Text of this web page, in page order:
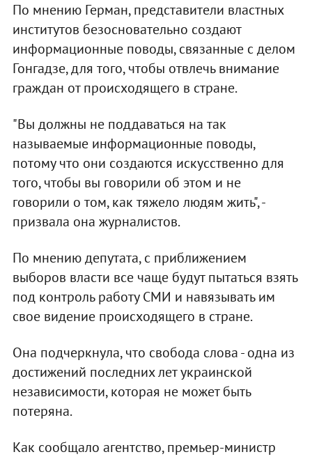
По мнению Герман, представители властных
институтов безосновательно создают
информационные поводы, связанные с делом
Гонгадзе, для того, чтобы отвлечь внимание
граждан от происходящего в стране.
"Вы должны не поддаваться на так
называемые информационные поводы,
потому что они создаются искусственно для
того, чтобы вы говорили об этом и не
говорили о том, как тяжело людям жить", -
призвала она журналистов.
По мнению депутата, с приближением
выборов власти все чаще будут пытаться взять
под контроль работу СМИ и навязывать им
свое видение происходящего в стране.
Она подчеркнула, что свобода слова - одна из
достижений последних лет украинской
независимости, которая не может быть
потеряна.
Как сообщало агентство, премьер-министр